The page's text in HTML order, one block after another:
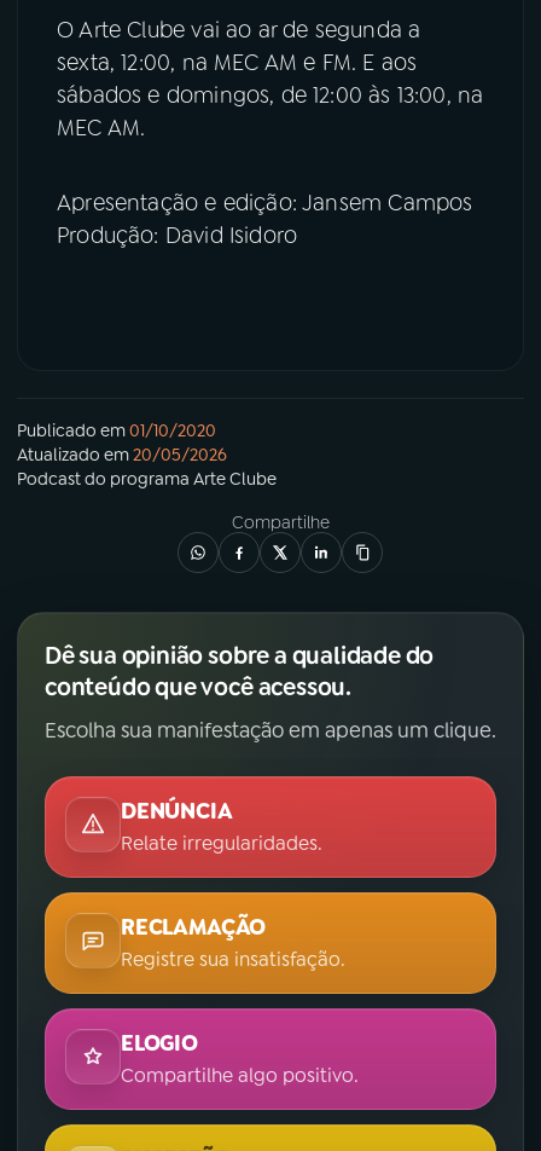
O Arte Clube vai ao ar de segunda a
sexta, 12:00, na MEC AM e FM. E aos
sábados e domingos, de 12:00 às 13:00, na
MEC AM.
Apresentação e edição: Jansem Campos
Produção: David Isidoro
Publicado em01/10/2020
Atualizado em20/05/2026
Podcastdo programa Arte Clube
Compartilhe
Dê sua opinião sobre a qualidade do
conteúdo que você acessou.
Escolha sua manifestação em apenas um clique.
DENÚNCIA
Relate irregularidades.
RECLAMAÇÃO
Registre sua insatisfação.
ELOGIO
Compartilhe algo positivo.